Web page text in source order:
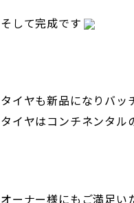
そして完成です
タイヤも新品になりバッ
タイヤはコンチネンタル
オーナー様にもご満足い